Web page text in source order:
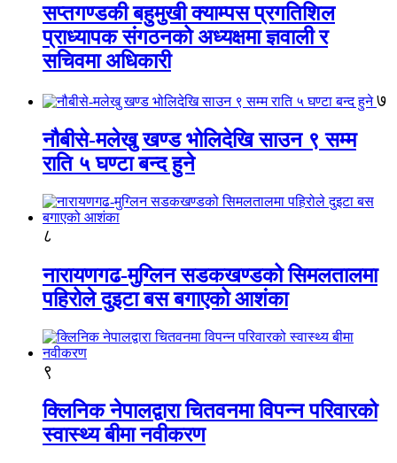
सप्तगण्डकी बहुमुखी क्याम्पस प्रगतिशिल
प्राध्यापक संगठनको अध्यक्षमा ज्ञवाली र
सचिवमा अधिकारी
७
नौबीसे-मलेखु खण्ड भोलिदेखि साउन ९ सम्म
राति ५ घण्टा बन्द हुने
८
नारायणगढ-मुग्लिन सडकखण्डको सिमलतालमा
पहिरोले दुइटा बस बगाएको आशंका
९
क्लिनिक नेपालद्वारा चितवनमा विपन्न परिवारको
स्वास्थ्य बीमा नवीकरण